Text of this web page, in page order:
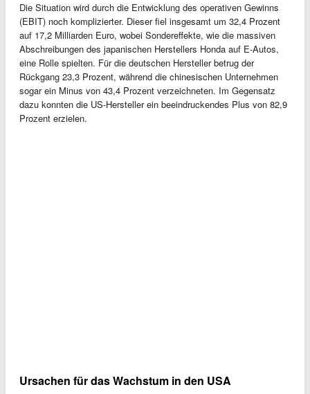
Die Situation wird durch die Entwicklung des operativen Gewinns
(EBIT) noch komplizierter. Dieser fiel insgesamt um 32,4 Prozent
auf 17,2 Milliarden Euro, wobei Sondereffekte, wie die massiven
Abschreibungen des japanischen Herstellers Honda auf E-Autos,
eine Rolle spielten. Für die deutschen Hersteller betrug der
Rückgang 23,3 Prozent, während die chinesischen Unternehmen
sogar ein Minus von 43,4 Prozent verzeichneten. Im Gegensatz
dazu konnten die US-Hersteller ein beeindruckendes Plus von 82,9
Prozent erzielen.
Ursachen für das Wachstum in den USA